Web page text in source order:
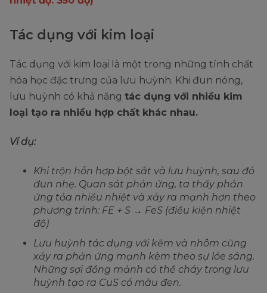
Tác dụng với kim loại
Tác dụng với kim loại là một trong những tính chất
hóa học đặc trưng của lưu huỳnh. Khi đun nóng,
lưu huỳnh có khả năng tác dụng với nhiều kim
loại tạo ra nhiều hợp chất khác nhau.
Ví dụ:
Khi trộn hỗn hợp bột sắt và lưu huỳnh, sau đó
đun nhẹ. Quan sát phản ứng, ta thấy phản
ứng tỏa nhiều nhiệt và xảy ra mạnh hơn theo
phương trình: FE + S → FeS (điều kiện nhiệt
độ)
Lưu huỳnh tác dụng với kẽm và nhôm cũng
xảy ra phản ứng mạnh kèm theo sự lóe sáng.
Những sợi đồng mảnh có thể cháy trong lưu
huỳnh tạo ra CuS có màu đen.